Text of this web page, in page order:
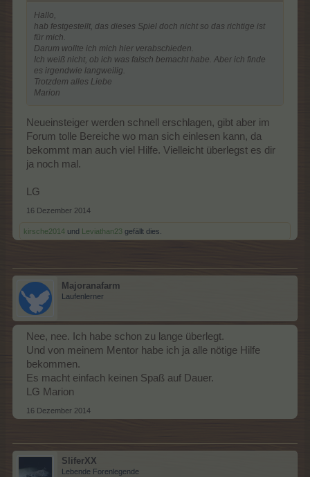
Hallo,
hab festgestellt, das dieses Spiel doch nicht so das richtige ist
für mich.
Darum wollte ich mich hier verabschieden.
Ich weiß nicht, ob ich was falsch bemacht habe. Aber ich finde
es irgendwie langweilig.
Trotzdem alles Liebe
Marion
Neueinsteiger werden schnell erschlagen, gibt aber im
Forum tolle Bereiche wo man sich einlesen kann, da
bekommt man auch viel Hilfe. Vielleicht überlegst es dir
ja noch mal.
LG
16 Dezember 2014
kirsche2014 und Leviathan23 gefällt dies.
Majoranafarm
Laufenlerner
Nee, nee. Ich habe schon zu lange überlegt.
Und von meinem Mentor habe ich ja alle nötige Hilfe
bekommen.
Es macht einfach keinen Spaß auf Dauer.
LG Marion
16 Dezember 2014
SliferXX
Lebende Forenlegende